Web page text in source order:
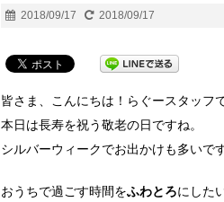
2018/09/17 2018/09/17
皆さま、こんにちは！らぐースタッフで
本日は長寿を祝う敬老の日ですね。
シルバーウィークでお出かけも多いで
おうちで過ごす時間をふわとろにした